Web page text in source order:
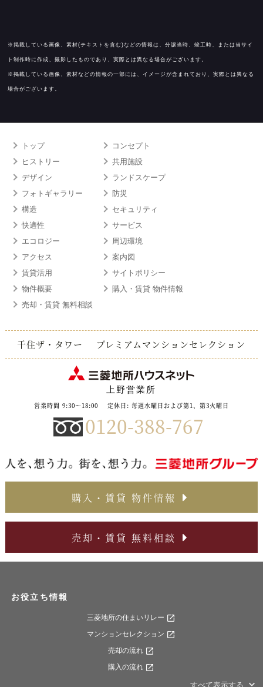
※掲載している画像、素材(テキストを含む)などの情報は、分譲当時、竣工時、または当サイ
ト制作時に作成、撮影したものであり、実際とは異なる場合がございます。
※掲載している画像、素材などの情報の一部には、イメージが含まれており、実際とは異なる
場合がございます。
トップ
コンセプト
ヒストリー
共用施設
デザイン
ランドスケープ
フォトギャラリー
防災
構造
セキュリティ
快適性
サービス
エコロジー
周辺環境
アクセス
案内図
賃貸活用
サイトポリシー
物件概要
購入・賃貸 物件情報
売却・賃貸 無料相談
千住ザ・タワー プレミアムマンションセレクション
上野営業所
営業時間 9:30～18:00 定休日: 毎週水曜日および第1、第3火曜日
0120-388-767
購入・賃貸 物件情報
売却・賃貸 無料相談
お役立ち情報
三菱地所の住まいリレー
マンションセレクション
売却の流れ
購入の流れ
すべて表示する